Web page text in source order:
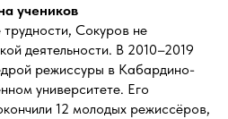
учеников
Сокуров не
деятельности. В 2010–2019
режиссуры в Кабардино-
университете. Его
12 молодых режиссёров,